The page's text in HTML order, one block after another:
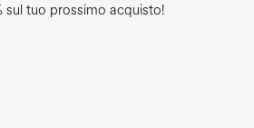
sul tuo prossimo acquisto!